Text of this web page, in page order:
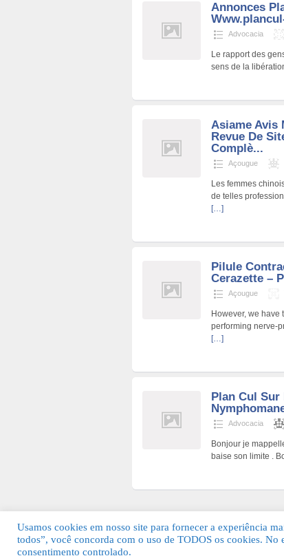
Annonces
Advocacia
Le rapport des
sens de la
Asiame Avis
Revue De
Complè...
Açougue
Les femmes
de telles
[…]
Pilule
Cerazette –
Açougue
However, we
performing nerve-
[…]
Plan Cul Sur
Advocacia
Bonjour je
baise son limite .
© 2026 Guia Fácil Lagos | Guia
Usamos cookies em nosso site para fornecer a experiência
todos”, você concorda com o uso de TODOS os cookies.
consentimento controlado.